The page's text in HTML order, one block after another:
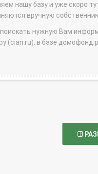
нашу базу и уже скоро
вручную
нужную Вам
(cian.ru), в базе